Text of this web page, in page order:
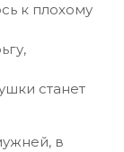
к плохому
станет
в